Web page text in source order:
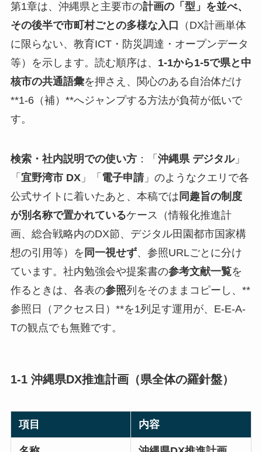
第1章は、沖縄県と主要市の計画の「型」を並べ、
その後半で市町村ごとの多様な入口
（DX計画単体
に限らない、教育ICT・防災調達・オープンデータ
等）を示します。読む順序は、 1-1から1-5で県と中
核市の共通語彙を押さえ、関心のある自治体だけ
**1-6（補）**へジャンプする方法が負荷が低いで
す。
検索・社内説明での使い方：「 沖縄県 デジタル」
「 宜野湾市 DX」「 電子申請」のようなクエリで各
公式サイトに着いたあと、本稿では 同趣旨の制度
が別名称で置かれているケース（情報化推進計
画、総合戦略内のDX節、デジタル田園都市国家構
想の引用等）を 同一視せず、参照URLごとに分け
ています。社内勉強会や提案書の参考文献一覧を
作るときは、各表の参照列をそのままコピーし、**
参照日（アクセス日）**を1列足す運用が、E-E-A-
Tの観点でも無難です。
1-1 沖縄県DX推進計画（県全体の羅針盤）
項目 内容